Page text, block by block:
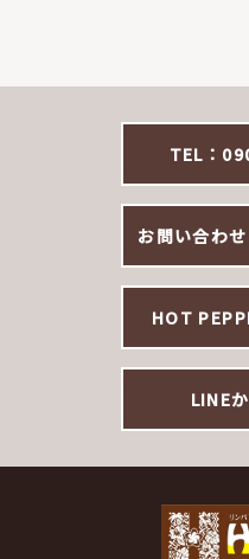
TEL：
お問い合わ
HOT
LINE